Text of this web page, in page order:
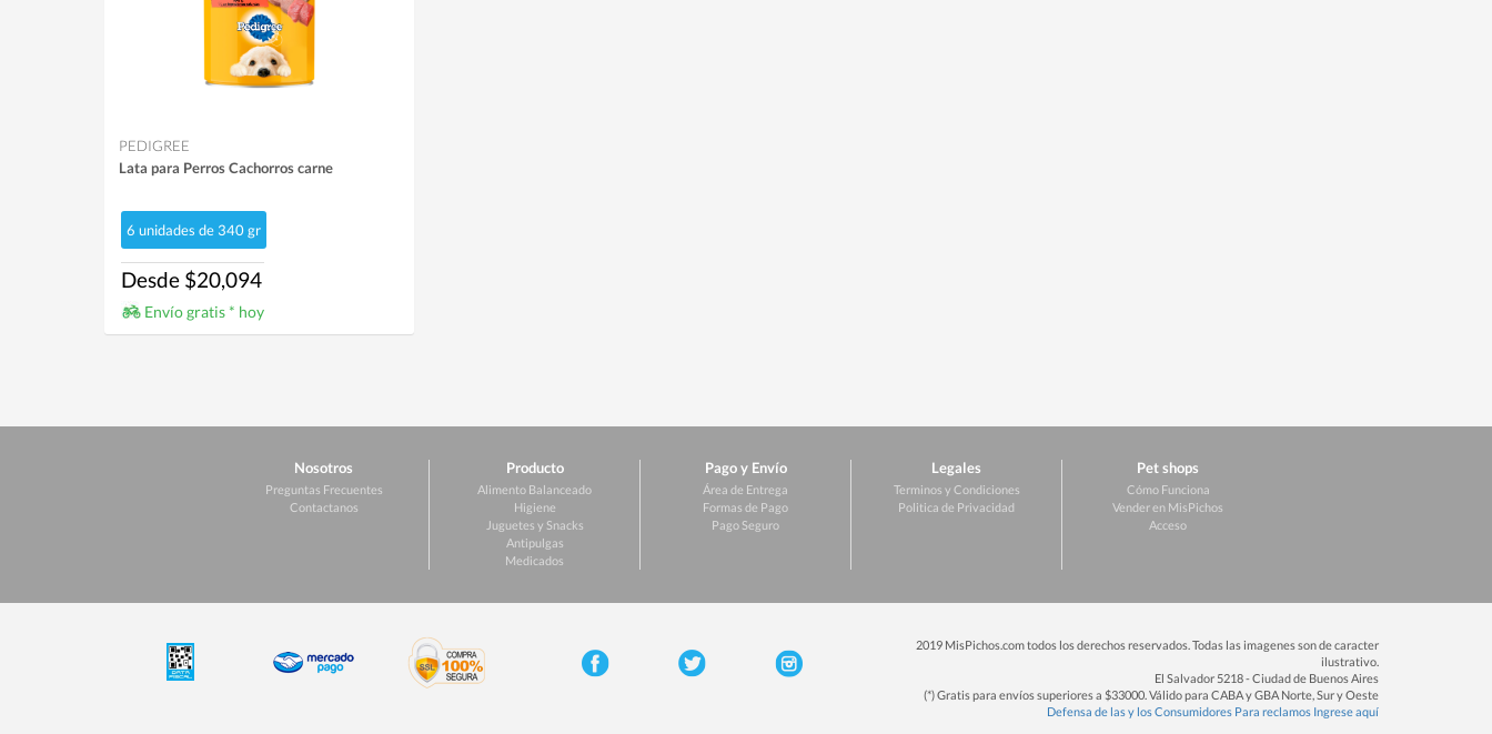
PEDIGREE
Lata para Perros Cachorros carne
6 unidades de 340 gr
Desde $20,094
Envío gratis * hoy
Nosotros
Preguntas Frecuentes
Contactanos
Producto
Alimento Balanceado
Higiene
Juguetes y Snacks
Antipulgas
Medicados
Pago y Envío
Área de Entrega
Formas de Pago
Pago Seguro
Legales
Terminos y Condiciones
Politica de Privacidad
Pet shops
Cómo Funciona
Vender en MisPichos
Acceso
2019 MisPichos.com todos los derechos reservados. Todas las imagenes son de caracter
ilustrativo.
El Salvador 5218 - Ciudad de Buenos Aires
(*) Gratis para envíos superiores a $33000. Válido para CABA y GBA Norte, Sur y Oeste
Defensa de las y los Consumidores Para reclamos Ingrese aquí